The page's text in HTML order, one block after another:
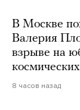
В Москве
Валерия
взрыве на
8 часов назад